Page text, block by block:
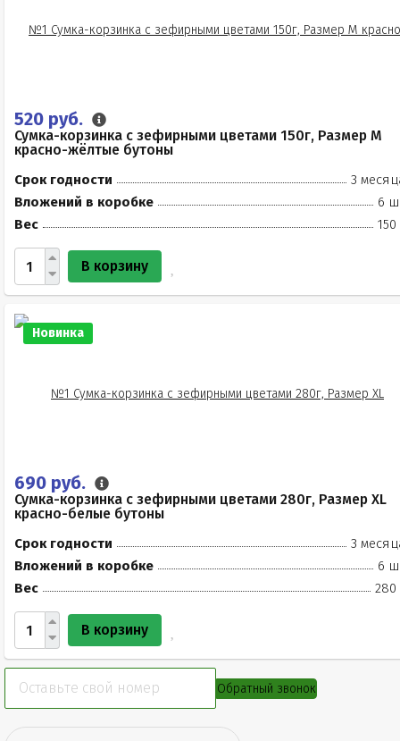
520 руб.
Сумка-корзинка с зефирными цветами 150г, Размер М
красно-жёлтые бутоны
Срок годности
3
Вложений в коробке
6
Вес
150
В корзину
Новинка
690 руб.
Сумка-корзинка с зефирными цветами 280г, Размер XL
красно-белые бутоны
Срок годности
3
Вложений в коробке
6
Вес
280
В корзину
Обратный звонок